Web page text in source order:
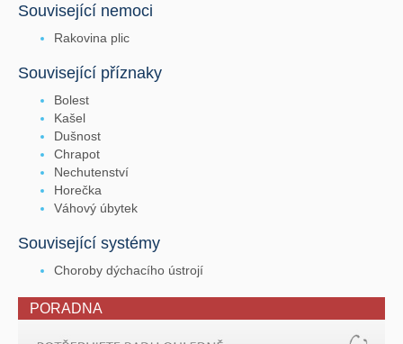
Související nemoci
Rakovina plic
Související příznaky
Bolest
Kašel
Dušnost
Chrapot
Nechutenství
Horečka
Váhový úbytek
Související systémy
Choroby dýchacího ústrojí
PORADNA